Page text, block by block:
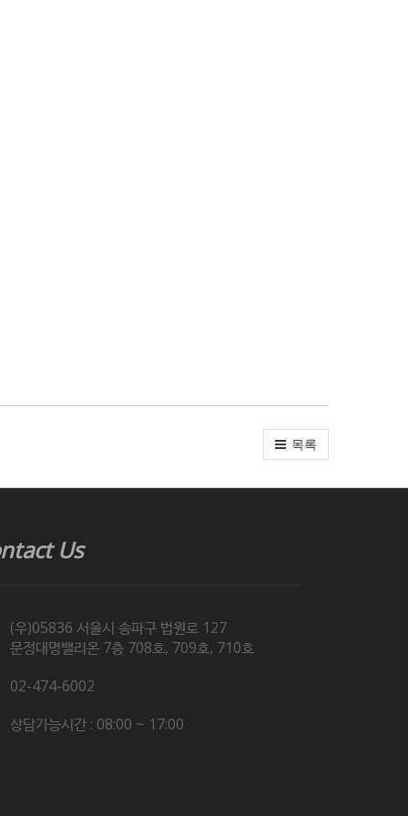
목록
Us
(우)05836 서울시 송파구 법원로 127
문정대명밸리온 7층 708호, 709호, 710호
02-474-6002
상담가능시간 : 08:00 ~ 17:00